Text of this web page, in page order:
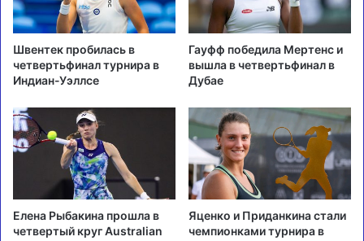
Швентек пробилась в
четвертьфинал турнира в
Индиан-Уэллсе
Гауфф победила Мертенс и
вышла в четвертьфинал в
Дубае
Елена Рыбакина прошла в
четвертый круг Australian
Яценко и Приданкина стали
чемпионками турнира в